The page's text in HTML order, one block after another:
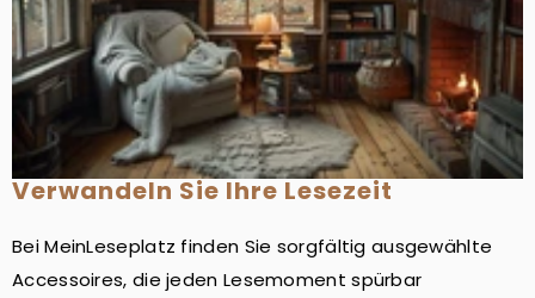
Verwandeln Sie Ihre Lesezeit
Bei MeinLeseplatz finden Sie sorgfältig ausgewählte
Accessoires, die jeden Lesemoment spürbar